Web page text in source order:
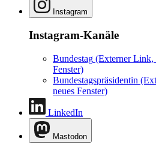
Instagram
Instagram-Kanäle
Bundestag (Externer Link,
Fenster)
Bundestagspräsidentin
neues Fenster)
LinkedIn
Mastodon